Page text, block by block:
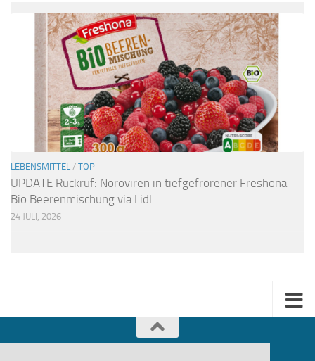
LEBENSMITTEL / TOP
UPDATE Rückruf: Noroviren in tiefgefrorener Freshona
Bio Beerenmischung via Lidl
24 JULI, 2026